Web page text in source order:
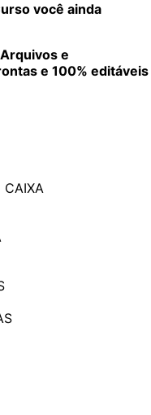
você ainda
e
e 100% editáveis
CAIXA